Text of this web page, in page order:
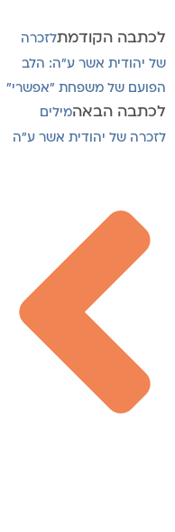
לכתבה הקודמתלזכרה
של יהודית אשר ע"ה: הלב
הפועם של משפחת "אפשרי"
לכתבה הבאהמילים
לזכרה של יהודית אשר ע"ה